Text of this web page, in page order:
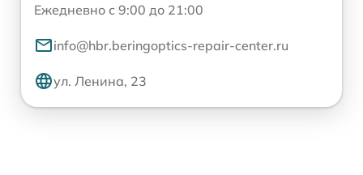
Ежедневно с 9:00 до 21:00
info@hbr.beringoptics-repair-center.ru
ул. Ленина, 23